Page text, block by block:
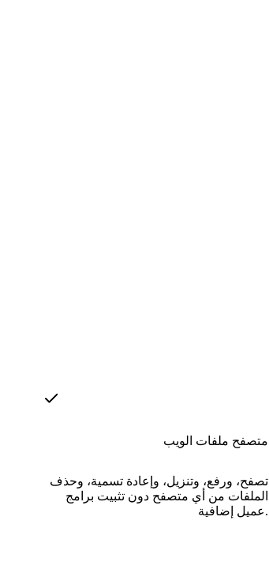
متصفح ملفات الويب
تصفح، ورفع، وتنزيل، وإعادة تسمية، وحذف
الملفات من أي متصفح دون تثبيت برامج
عميل إضافية.